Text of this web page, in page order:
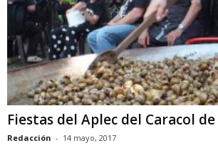
Fiestas del Aplec del Caracol
Redacción - 14 mayo, 2017